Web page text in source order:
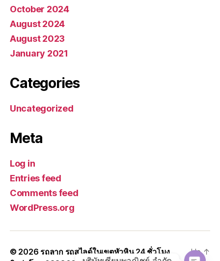
October 2024
August 2024
August 2023
January 2021
Categories
Uncategorized
Meta
Log in
Entries feed
Comments feed
WordPress.org
© 2026รถลาก รถสไลด์ในเขตหัวหิน 24 ชั่วโมง
Up↑